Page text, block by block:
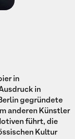
in
in
gegründete
anderen Künstler
führt, die
Kultur